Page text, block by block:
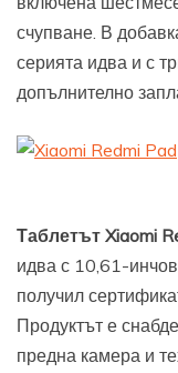
счупване. В
серията идва и с
допълнително
Таблетът Xiaomi
идва с 10,61-
получил
Продуктът е
предна камера и